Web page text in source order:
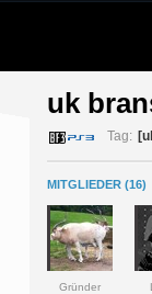
uk
Tag:
MITGLIEDER (16)
Gründer